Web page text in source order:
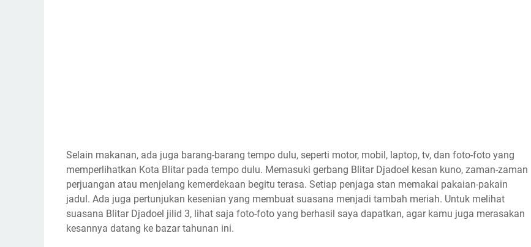
Selain makanan, ada juga barang-barang tempo dulu, seperti motor, mobil, laptop, tv, dan foto-foto yang
memperlihatkan Kota Blitar pada tempo dulu. Memasuki gerbang Blitar Djadoel kesan kuno, zaman-zaman
perjuangan atau menjelang kemerdekaan begitu terasa. Setiap penjaga stan memakai pakaian-pakain
jadul. Ada juga pertunjukan kesenian yang membuat suasana menjadi tambah meriah. Untuk melihat
suasana Blitar Djadoel jilid 3, lihat saja foto-foto yang berhasil saya dapatkan, agar kamu juga merasakan
kesannya datang ke bazar tahunan ini.